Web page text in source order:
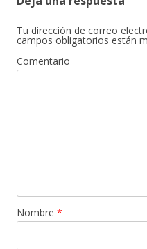
Tu dirección de correo
campos obligatorios están
Comentario
Nombre *